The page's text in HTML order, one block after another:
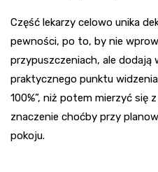
Część lekarzy celowo unika
pewności, po to, by nie
przypuszczeniach, ale dodają
praktycznego punktu
100%”, niż potem mierzyć się
znaczenie choćby przy
pokoju.